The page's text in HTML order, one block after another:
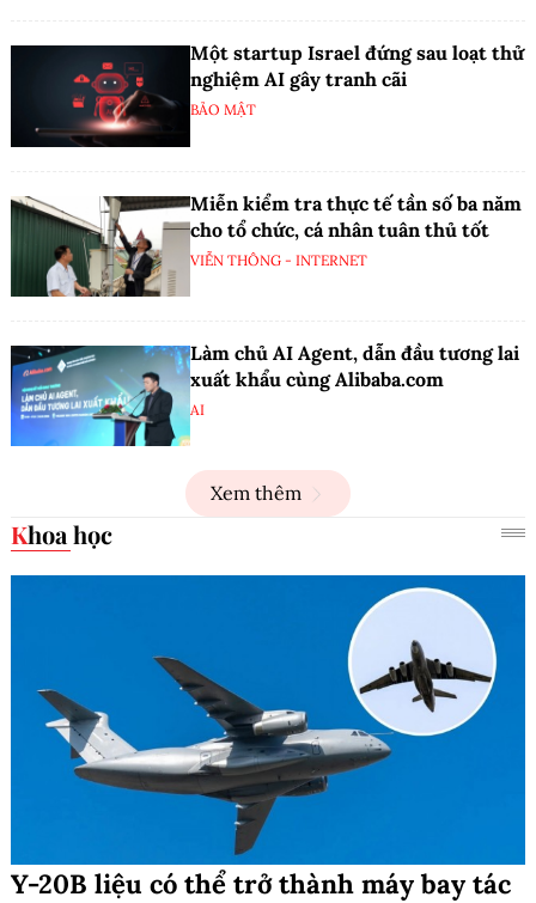
Một startup Israel đứng sau loạt thử
nghiệm AI gây tranh cãi
BẢO MẬT
Miễn kiểm tra thực tế tần số ba năm
cho tổ chức, cá nhân tuân thủ tốt
VIỄN THÔNG - INTERNET
Làm chủ AI Agent, dẫn đầu tương lai
xuất khẩu cùng Alibaba.com
AI
Xem thêm
Khoa học
Y-20B liệu có thể trở thành máy bay tác